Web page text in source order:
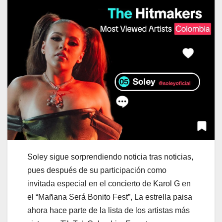
Soley sigue sorprendiendo noticia tras noticias,
pues después de su participación como
invitada especial en el concierto de Karol G en
el “Mañana Será Bonito Fest”, La estrella paisa
ahora hace parte de la lista de los artistas más